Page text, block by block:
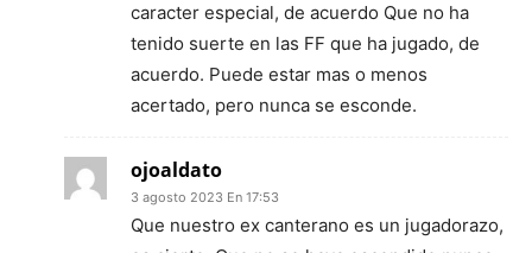
caracter especial, de acuerdo Que no ha
tenido suerte en las FF que ha jugado, de
acuerdo. Puede estar mas o menos
acertado, pero nunca se esconde.
ojoaldato
3 agosto 2023 En 17:53
Que nuestro ex canterano es un jugadorazo,